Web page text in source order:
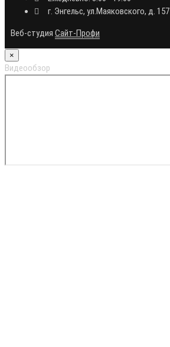
г. Энгельс, ул.Маяковского, д. 157
Веб-студия Сайт-Профи
×
Видеообзор